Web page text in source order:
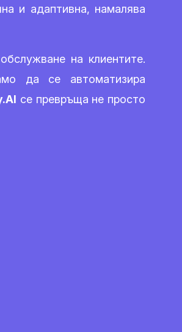
и адаптивна, намалява
на клиентите.
да се автоматизира
се превръща не просто